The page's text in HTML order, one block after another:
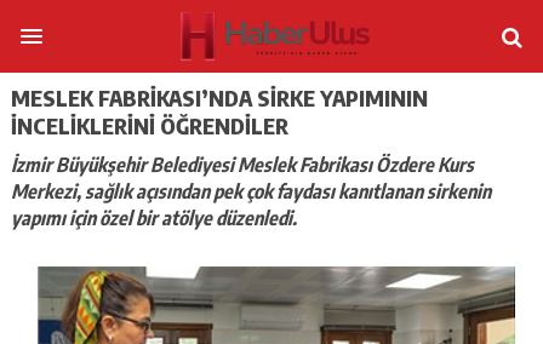
MESLEK FABRIKASI’NDA SIRKE YAPIMININ
INCELIKLERINI ÖĞRENDILER
İzmir Büyükşehir Belediyesi Meslek Fabrikası Özdere Kurs
Merkezi, sağlık açısından pek çok faydası kanıtlanan sirkenin
yapımı için özel bir atölye düzenledi.